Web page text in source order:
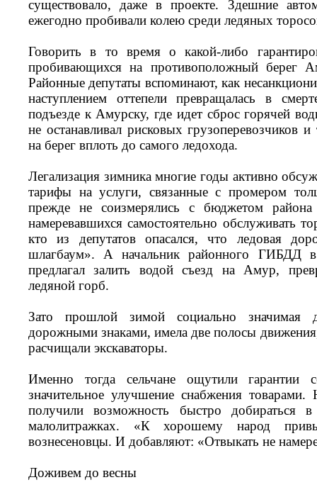
существовало, даже в проекте. Здешние
ежегодно пробивали колею среди ледяных
Говорить в то время о какой-либо
пробивающихся на противоположный берег
Районные депутаты вспоминают, как
наступлением оттепели превращалась в
подъезде к Амурску, где идет сброс горячей
не останавливал рисковых грузоперевозчиков
на берег вплоть до самого ледохода.
Легализация зимника многие годы активно
тарифы на услуги, связанные с промером
прежде не соизмерялись с бюджетом района
намеревавшихся самостоятельно обслуживать
кто из депутатов опасался, что ледовая
шлагбаум». А начальник районного ГИБДД
предлагал залить водой съезд на Амур,
ледяной горб.
Зато прошлой зимой социально значимая
дорожными знаками, имела две полосы
расчищали экскаваторы.
Именно тогда сельчане ощутили гарантии
значительное улучшение снабжения
получили возможность быстро добираться
малолитражках. «К хорошему народ
вознесеновцы. И добавляют: «Отвыкать не
Доживем до весны